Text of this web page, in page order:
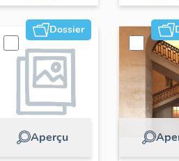
hôtel du Gué
(détruite)
(non étudié)
Dossier
Aperçu